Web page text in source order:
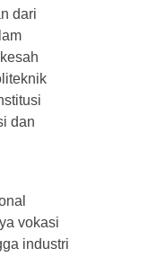
dari
dan
vokasi
industri